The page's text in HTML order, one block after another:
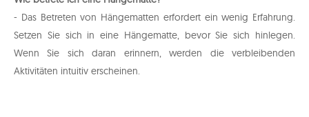
- Das Betreten von Hängematten erfordert ein wenig Erfahrung.
Setzen Sie sich in eine Hängematte, bevor Sie sich hinlegen.
Wenn Sie sich daran erinnern, werden die verbleibenden
Aktivitäten intuitiv erscheinen.